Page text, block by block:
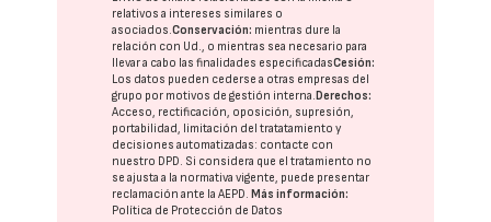
relativos a intereses similares o
asociados.Conservación: mientras dure la
relación con Ud., o mientras sea necesario para
llevar a cabo las finalidades especificadasCesión:
Los datos pueden cederse a otras empresas del
grupo por motivos de gestión interna. Derechos:
Acceso, rectificación, oposición, supresión,
portabilidad, limitación del tratatamiento y
decisiones automatizadas: contacte con
nuestro DPD. Si considera que el tratamiento no
se ajusta a la normativa vigente, puede presentar
reclamación ante laAEPD. Más información:
Política de Protección de Datos